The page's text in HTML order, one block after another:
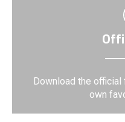
Download the
own